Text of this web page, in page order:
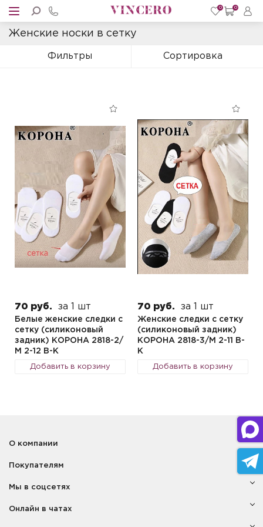
0 0
Женские носки в сетку
Фильтры Сортировка
70 руб. за 1 шт
Белые женские следки с
сетку (силиконовый
задник) КОРОНА 2818-2/
М 2-12 B-K
Добавить в корзину
70 руб. за 1 шт
Женские следки с сетку
(силиконовый задник)
КОРОНА 2818-3/М 2-11 B-
K
Добавить в корзину
Покупателям
О компании
Мы в соцсетях
Онлайн в чатах